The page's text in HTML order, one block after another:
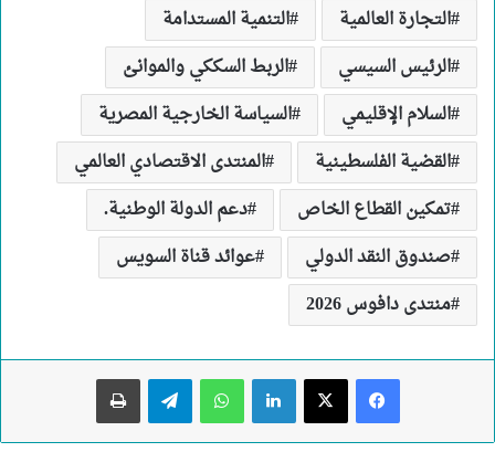
التجارة العالمية
التنمية المستدامة
الرئيس السيسي
الربط السككي والموانئ
السلام الإقليمي
السياسة الخارجية المصرية
القضية الفلسطينية
المنتدى الاقتصادي العالمي
تمكين القطاع الخاص
دعم الدولة الوطنية.
صندوق النقد الدولي
عوائد قناة السويس
منتدى دافوس 2026
لينكدإن واتساب تيلقرام طباعة